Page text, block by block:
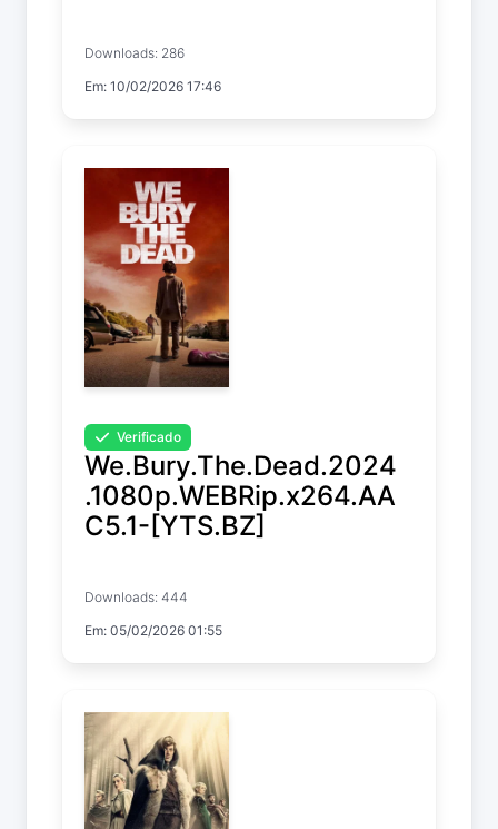
Merlin
Temp. 1 EP. 4
Downloads: 286
Em: 10/02/2026 17:46
Verificado
We.Bury.The.Dead.2024
.1080p.WEBRip.x264.AA
C5.1-[YTS.BZ]
Downloads: 444
Em: 05/02/2026 01:55